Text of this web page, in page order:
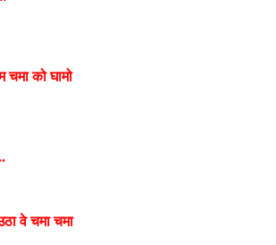
को घामो
वे चमा चमा